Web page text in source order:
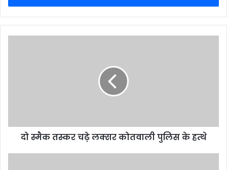
दो स्मैक तस्कर चढ़े लक्सर कोतवाली पुलिस के हत्थे